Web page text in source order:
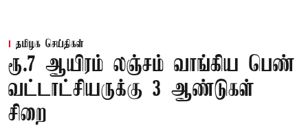
தமிழக செய்திகள்
ரூ.7 ஆயிரம் லஞ்சம் வாங்கிய பெண்
வட்டாட்சியருக்கு 3 ஆண்டுகள்
சிறை